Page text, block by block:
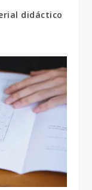
didáctico